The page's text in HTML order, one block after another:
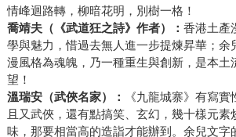
情峰迴路轉，柳暗花明，別樹一格！
喬靖夫（《武道狂之詩》作者）： 香港土產
學與魅力，惜過去無人進一步提煉昇華；余
漫風格為魂魄，乃一種重生與創新，是本土
望！
溫瑞安（武俠名家）：
《九龍城寨》有寫
且又武俠，還有點搞笑、玄幻，幾十樣元素
味，那要相當高的造詣才能辦到。余兒文字